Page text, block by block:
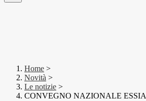
Home >
Novità >
Le notizie >
CONVEGNO NAZIONALE ESSIA